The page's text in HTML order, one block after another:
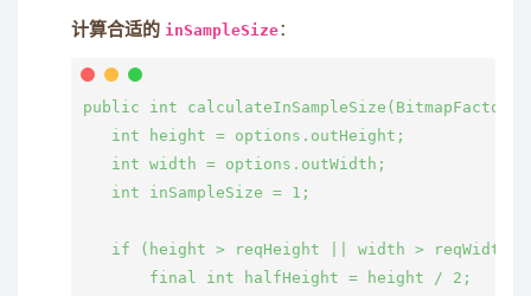
计算合适的 inSampleSize：
public int
   int height = options.outHeight;
   int width = options.outWidth;
   int inSampleSize = 1;
if (height > reqHeight || width > reqWidth)
       final int halfHeight = height / 2;